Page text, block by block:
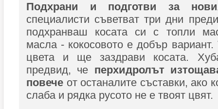
Подхрани и подготви за
специалисти съветват три дни
подхранваш косата си с топли
масла - кокосовото е добър
цвета и ще заздрави косата.
предвид, че перхидролът
повече от останалите съставки, ако
слаба и рядка русото не е твоят цвят.